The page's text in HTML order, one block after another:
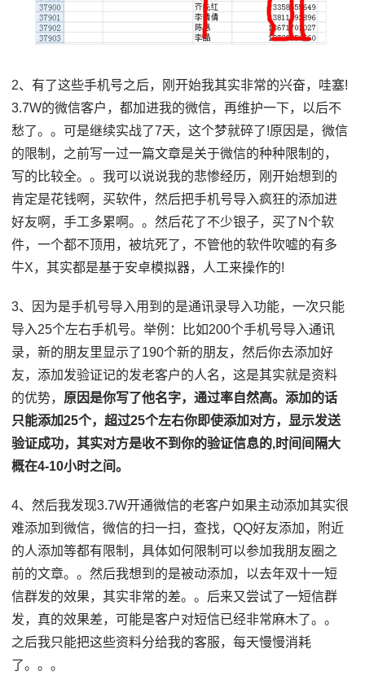
2、有了这些手机号之后，刚开始我其实非常的兴奋，哇塞!
3.7W的微信客户，都加进我的微信，再维护一下，以后不
愁了。。可是继续实战了7天，这个梦就碎了!原因是，微信
的限制，之前写一过一篇文章是关于微信的种种限制的，
写的比较全。。我可以说说我的悲惨经历，刚开始想到的
肯定是花钱啊，买软件，然后把手机号导入疯狂的添加进
好友啊，手工多累啊。。然后花了不少银子，买了N个软
件，一个都不顶用，被坑死了，不管他的软件吹嘘的有多
牛X，其实都是基于安卓模拟器，人工来操作的!
3、因为是手机号导入用到的是通讯录导入功能，一次只能
导入25个左右手机号。举例：比如200个手机号导入通讯
录，新的朋友里显示了190个新的朋友，然后你去添加好
友，添加发验证记的发老客户的人名，这是其实就是资料
的优势， 原因是你写了他名字，通过率自然高。添加的话
只能添加25个，超过25个左右你即使添加对方，显示发送
验证成功，其实对方是收不到你的验证信息的,时间间隔大
概在4-10小时之间。
4、然后我发现3.7W开通微信的老客户如果主动添加其实很
难添加到微信，微信的扫一扫，查找，QQ好友添加，附近
的人添加等都有限制，具体如何限制可以参加我朋友圈之
前的文章。。然后我想到的是被动添加，以去年双十一短
信群发的效果，其实非常的差。。后来又尝试了一短信群
发，真的效果差，可能是客户对短信已经非常麻木了。。
之后我只能把这些资料分给我的客服，每天慢慢消耗
了。。。